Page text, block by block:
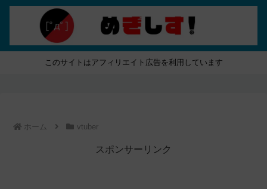
このサイトはアフィリエイト広告を利用しています
ホーム vtuber
スポンサーリンク